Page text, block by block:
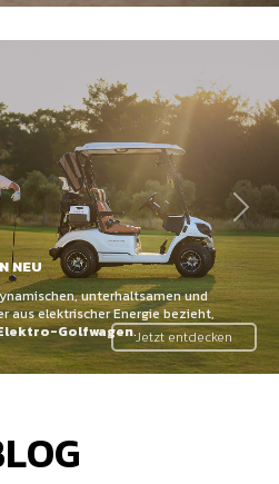
NEU
unterhaltsamen und
aus elektrischer Energie bezieht,
Golfwagen.Jetzt entdecken